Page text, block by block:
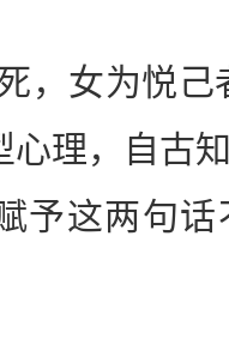
女为悦己
心理，自古
予这两句